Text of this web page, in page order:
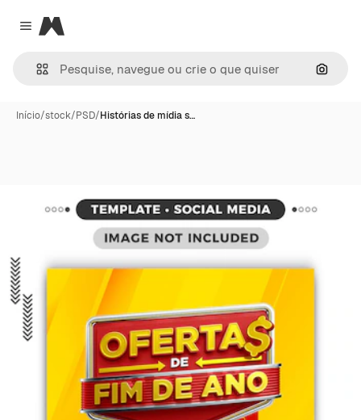
Close menu
Magnific
Início/stock/PSD/Histórias de mídia s…